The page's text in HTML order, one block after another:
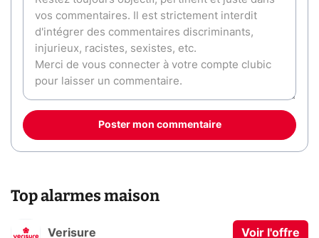
Poster mon commentaire
Top alarmes maison
Verisure Voir l'offre